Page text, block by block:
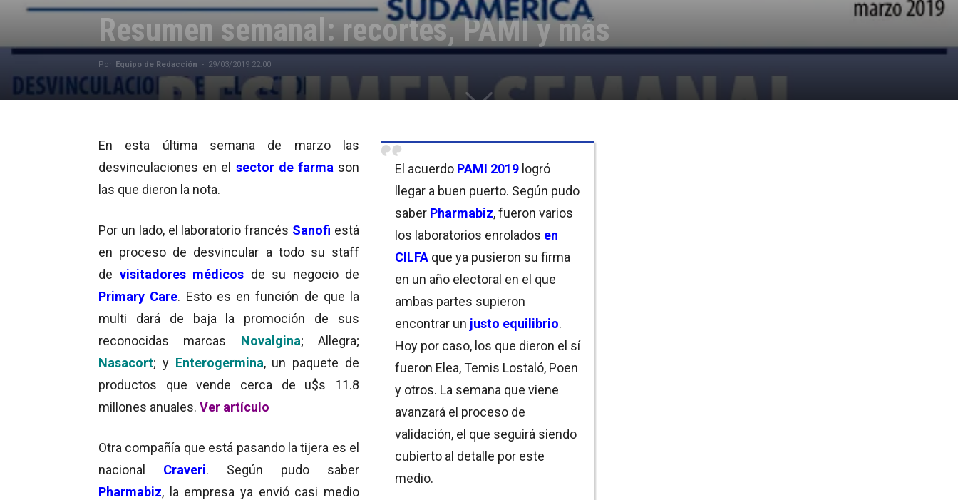
Resumen semanal: recortes, PAMI y más
Por Equipo de Redacción - 29/03/2019 22:00
El acuerdo PAMI 2019 logró
llegar a buen puerto. Según pudo
saber Pharmabiz, fueron varios
los laboratorios enrolados en
CILFA que ya pusieron su firma
en un año electoral en el que
ambas partes supieron
encontrar un justo equilibrio.
Hoy por caso, los que dieron el sí
fueron Elea, Temis Lostaló, Poen
y otros. La semana que viene
avanzará el proceso de
validación, el que seguirá siendo
cubierto al detalle por este
medio.
En esta última semana de marzo las
desvinculaciones en el sector de farma son
las que dieron la nota.
Por un lado, el laboratorio francés Sanofi está
en proceso de desvincular a todo su staff
de visitadores médicos de su negocio de
Primary Care. Esto es en función de que la
multi dará de baja la promoción de sus
reconocidas marcas Novalgina; Allegra;
Nasacort; y Enterogermina, un paquete de
productos que vende cerca de u$s 11.8
millones anuales. Ver artículo
Otra compañía que está pasando la tijera es el
nacional Craveri. Según pudo saber
Pharmabiz, la empresa ya envió casi medio